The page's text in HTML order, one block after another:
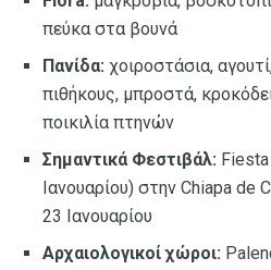
πεύκα στα βουνά
Πανίδα: χοιροστάσια,
πιθήκους, μπροστά,
ποικιλία πτηνών
Σημαντικά Φεστιβάλ:
Ιανουαρίου) στην Chiapa de
23 Ιανουαρίου
Αρχαιολογικοί χώροι: